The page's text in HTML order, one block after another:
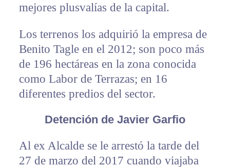
mejores plusvalías de la capital.
Los terrenos los adquirió la empresa de
Benito Tagle en el 2012; son poco más
de 196 hectáreas en la zona conocida
como Labor de Terrazas; en 16
diferentes predios del sector.
Detención de Javier Garfio
Al ex Alcalde se le arrestó la tarde del
27 de marzo del 2017 cuando viajaba